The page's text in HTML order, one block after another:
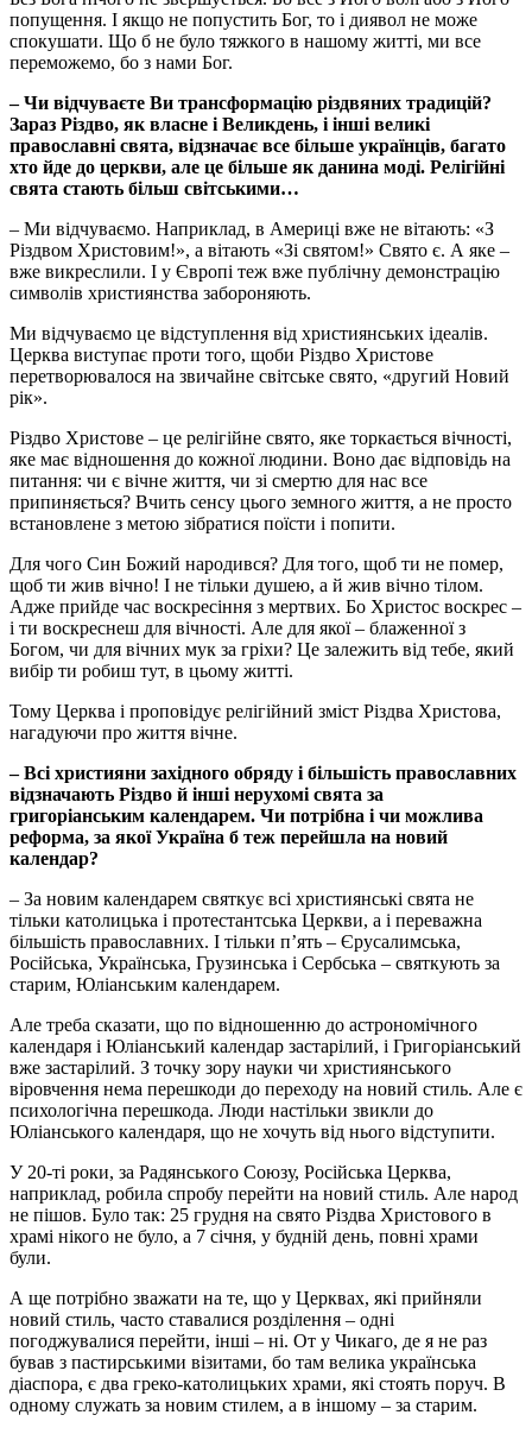
попущення. І якщо не попустить Бог, то і диявол не може
спокушати. Що б не було тяжкого в нашому житті, ми все
переможемо, бо з нами Бог.
– Чи відчуваєте Ви трансформацію різдвяних традицій?
Зараз Різдво, як власне і Великдень, і інші великі
православні свята, відзначає все більше українців, багато
хто йде до церкви, але це більше як данина моді. Релігійні
свята стають більш світськими…
– Ми відчуваємо. Наприклад, в Америці вже не вітають: «З
Різдвом Христовим!», а вітають «Зі святом!» Свято є. А яке –
вже викреслили. І у Європі теж вже публічну демонстрацію
символів християнства забороняють.
Ми відчуваємо це відступлення від християнських ідеалів.
Церква виступає проти того, щоби Різдво Христове
перетворювалося на звичайне світське свято, «другий Новий
рік».
Різдво Христове – це релігійне свято, яке торкається вічності,
яке має відношення до кожної людини. Воно дає відповідь на
питання: чи є вічне життя, чи зі смертю для нас все
припиняється? Вчить сенсу цього земного життя, а не просто
встановлене з метою зібратися поїсти і попити.
Для чого Син Божий народився? Для того, щоб ти не помер,
щоб ти жив вічно! І не тільки душею, а й жив вічно тілом.
Адже прийде час воскресіння з мертвих. Бо Христос воскрес –
і ти воскреснеш для вічності. Але для якої – блаженної з
Богом, чи для вічних мук за гріхи? Це залежить від тебе, який
вибір ти робиш тут, в цьому житті.
Тому Церква і проповідує релігійний зміст Різдва Христова,
нагадуючи про життя вічне.
– Всі християни західного обряду і більшість православних
відзначають Різдво й інші нерухомі свята за
григоріанським календарем. Чи потрібна і чи можлива
реформа, за якої Україна б теж перейшла на новий
календар?
– За новим календарем святкує всі християнські свята не
тільки католицька і протестантська Церкви, а і переважна
більшість православних. І тільки п’ять – Єрусалимська,
Російська, Українська, Грузинська і Сербська – святкують за
старим, Юліанським календарем.
Але треба сказати, що по відношенню до астрономічного
календаря і Юліанський календар застарілий, і Григоріанський
вже застарілий. З точку зору науки чи християнського
віровчення нема перешкоди до переходу на новий стиль. Але є
психологічна перешкода. Люди настільки звикли до
Юліанського календаря, що не хочуть від нього відступити.
У 20-ті роки, за Радянського Союзу, Російська Церква,
наприклад, робила спробу перейти на новий стиль. Але народ
не пішов. Було так: 25 грудня на свято Різдва Христового в
храмі нікого не було, а 7 січня, у будній день, повні храми
були.
А ще потрібно зважати на те, що у Церквах, які прийняли
новий стиль, часто ставалися розділення – одні
погоджувалися перейти, інші – ні. От у Чикаго, де я не раз
бував з пастирськими візитами, бо там велика українська
діаспора, є два греко-католицьких храми, які стоять поруч. В
одному служать за новим стилем, а в іншому – за старим.